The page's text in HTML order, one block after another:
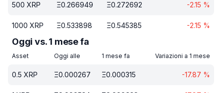
500 XRP Ξ0.266949 Ξ0.272692 -2.15 %
1000 XRP Ξ0.533898 Ξ0.545385 -2.15 %
Oggi vs. 1 mese fa
Asset Oggi alle 1 mese fa Variazioni a 1 mese
0.5 XRP Ξ0.000267 Ξ0.000315 -17.87 %